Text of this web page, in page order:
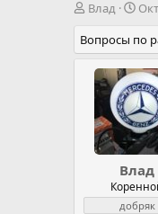
А
т
о
м
ы
Влад
Д
т
а
н
а
ч
а
л
а
Вопросы по
Влад
добряк